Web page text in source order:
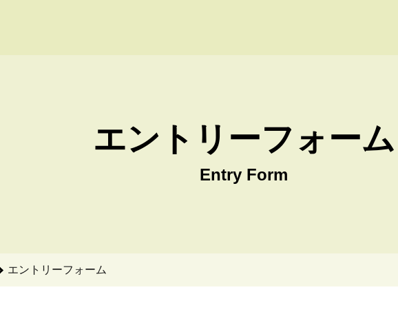
エントリーフォーム
Entry Form
エントリーフォーム